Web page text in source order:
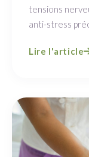
tensions
anti-stress
Lire l'article